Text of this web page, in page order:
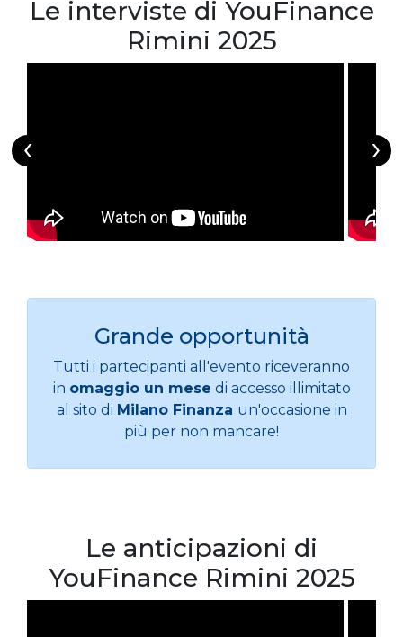
Le interviste di YouFinance
Rimini 2025
‹ ›
Grande opportunità
Tutti i partecipanti all'evento riceveranno
in omaggio un mese di accesso illimitato
al sito di Milano Finanza un'occasione in
più per non mancare!
Le anticipazioni di
YouFinance Rimini 2025